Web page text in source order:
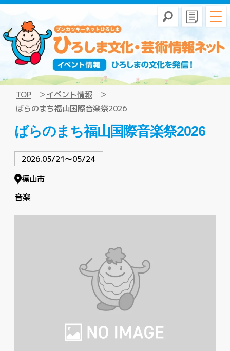
TOP
イベント情報
ばらのまち福山国際音楽祭2026
ばらのまち福山国際音楽祭2026
2026.05/21〜05/24
福山市
音楽